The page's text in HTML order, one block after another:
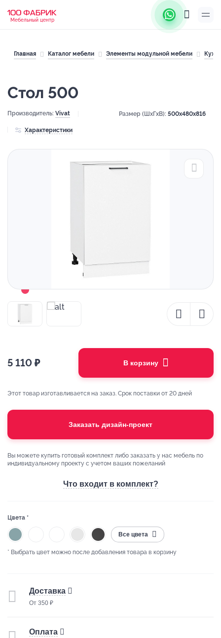
Мебельный центр
Главная Каталог мебели Элементы модульной мебели
Стол 500
Производитель: Vivat Размер (ШхГхВ): 500x480x816
Характеристики
5 110 ₽ В корзину
Этот товар изготавливается на заказ. Срок поставки от 20 дней
Заказать дизайн-проект
Вы можете купить готовый комплект либо заказать у нас мебель по
индивидуальному проекту с учетом ваших пожеланий
Что входит в комплект?
Цвета *
Все цвета
* Выбрать цвет можно после добавления товара в корзину
Доставка
От 350 ₽
Оплата